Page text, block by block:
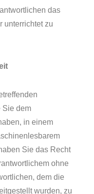
das
unterrichtet zu
Sie dem
in einem
Sie das Recht
ohne
dem die
wurden, zu